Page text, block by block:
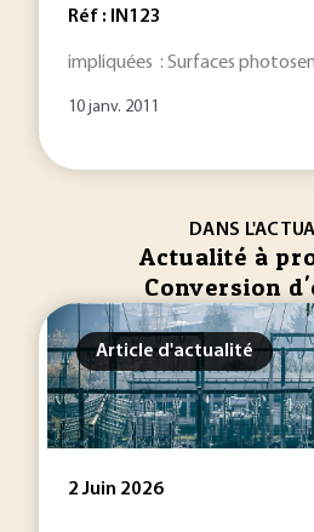
Réf : IN123
impliquées : Surfaces
10 janv. 2011
DANS
Actualité à
Conversion
Article d'actualité
2 Juin 2026